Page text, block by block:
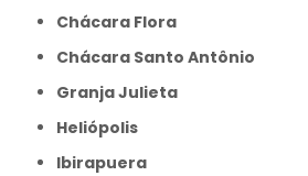
Chácara Flora
Chácara Santo Antônio
Granja Julieta
Heliópolis
Ibirapuera